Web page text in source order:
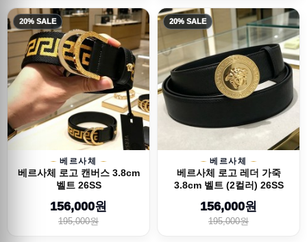
20% SALE
베르사체
베르사체 로고 캔버스 3.8cm
벨트 26SS
156,000원
195,000원
20% SALE
베르사체
베르사체 로고 레더 가죽
3.8cm 벨트 (2컬러) 26SS
156,000원
195,000원